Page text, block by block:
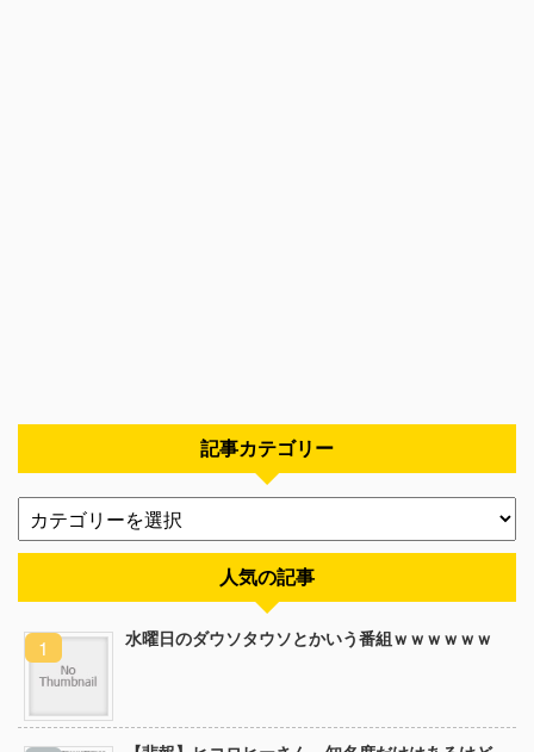
記事カテゴリー
人気の記事
水曜日のダウソタウソとかいう番組ｗｗｗｗｗｗ